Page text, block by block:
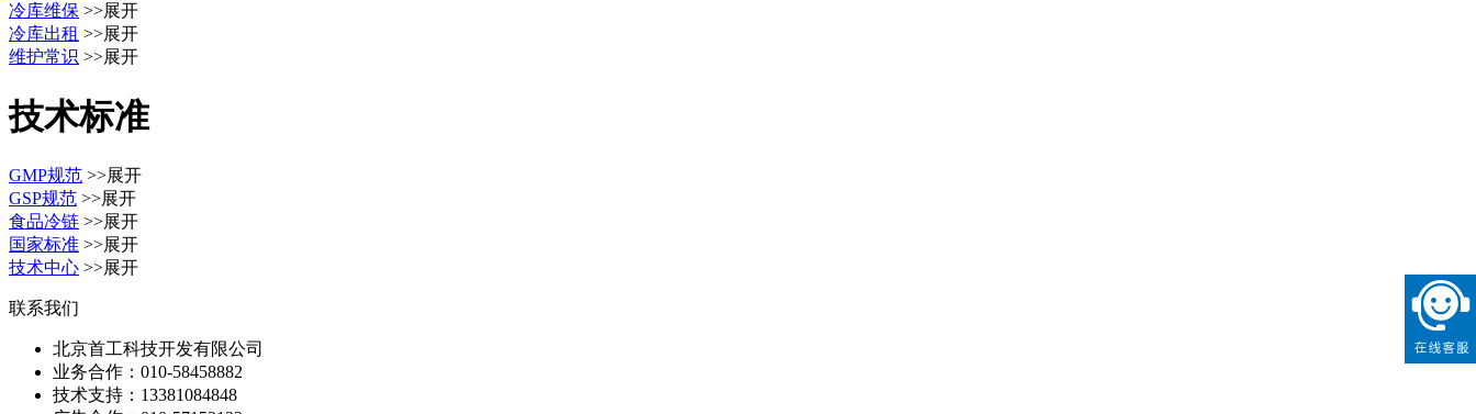
冷库维保 >>展开
冷库出租 >>展开
维护常识 >>展开
技术标准
GMP规范 >>展开
GSP规范 >>展开
食品冷链 >>展开
国家标准 >>展开
技术中心 >>展开
联系我们
北京首工科技开发有限公司
业务合作： 010-58458882
技术支持： 13381084848